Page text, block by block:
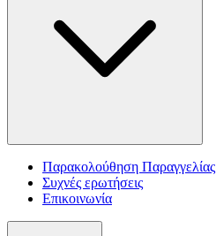
Παρακολούθηση Παραγγελίας
Συχνές ερωτήσεις
Επικοινωνία